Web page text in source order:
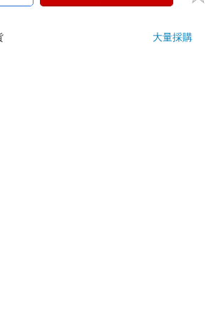
聽從指示，以免受騙上當！
大量採購